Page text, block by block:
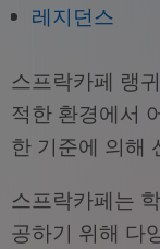
레지던스
스프락카페 랭
적한 환경에서
한 기준에 의해
스프락카페는
공하기 위해 다